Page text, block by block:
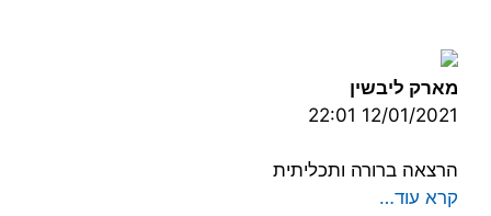
מארק ליבשין
12/01/2021 22:01
הרצאה ברורה ותכליתית
קרא עוד…